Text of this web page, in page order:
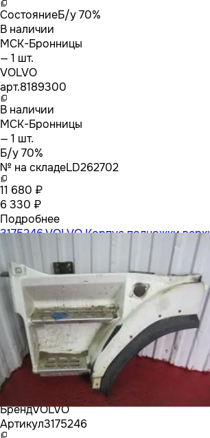
СостояниеБ/у 70%
В наличии
МСК-Бронницы
— 1 шт.
VOLVO
арт.8189300
В наличии
МСК-Бронницы
— 1 шт.
Б/у 70%
№ на складеLD262702
11 680 ₽
6 330 ₽
Подробнее
3175246 VOLVO Корпус подножки
БрендVOLVO
Артикул3175246